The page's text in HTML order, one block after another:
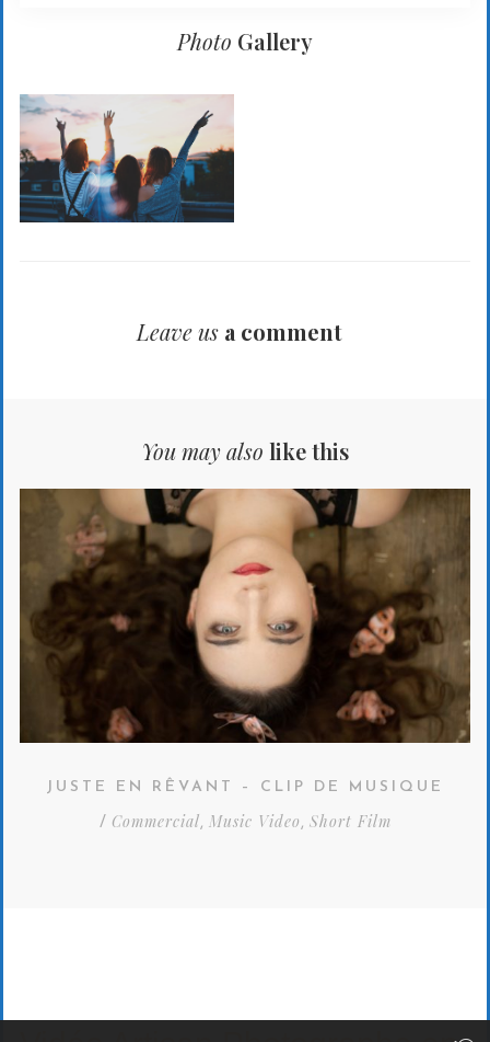
Photo Gallery
Leave us a comment
You may also like this
JUSTE EN RÊVANT – CLIP DE MUSIQUE
/ Commercial, Music Video , Short Film